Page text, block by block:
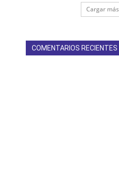
Cargar más
COMENTARIOS RECIENTES